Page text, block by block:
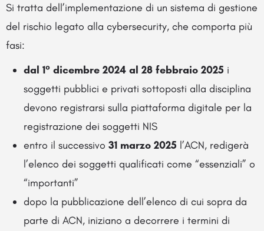
Si tratta dell’implementazione di un sistema di gestione
del rischio legato alla cybersecurity, che comporta più
fasi:
dal 1° dicembre 2024 al 28 febbraio 2025 i
soggetti pubblici e privati sottoposti alla disciplina
devono registrarsi sulla piattaforma digitale per la
registrazione dei soggetti NIS
entro il successivo 31 marzo 2025 l’ACN, redigerà
l’elenco dei soggetti qualificati come “essenziali” o
“importanti”
dopo la pubblicazione dell’elenco di cui sopra da
parte di ACN, iniziano a decorrere i termini di